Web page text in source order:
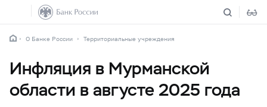
О Банке России Территориальные учреждения
Инфляция в Мурманской
области в августе 2025 года